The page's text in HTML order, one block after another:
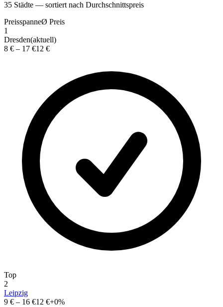
35 Städte — sortiert nach Durchschnittspreis
PreisspanneØ Preis
1
Dresden(aktuell)
8 € – 17 €12 €
Top
2
Leipzig
9 € – 16 €12 €+0%